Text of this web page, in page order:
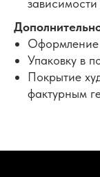
Оформление
Упаковку в
Покрытие
фактурным